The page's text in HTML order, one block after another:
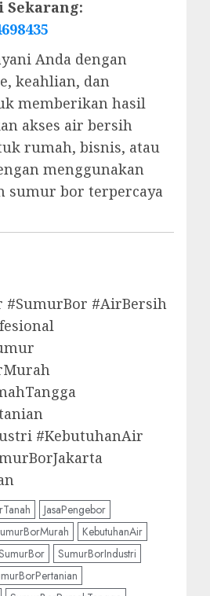
Sekarang:
Anda dengan
keahlian, dan
memberikan hasil
akses air bersih
rumah, bisnis, atau
menggunakan
sumur bor terpercaya
#SumurBor #AirBersih
#KebutuhanAir
JasaPengebor
KebutuhanAir
SumurBorIndustri